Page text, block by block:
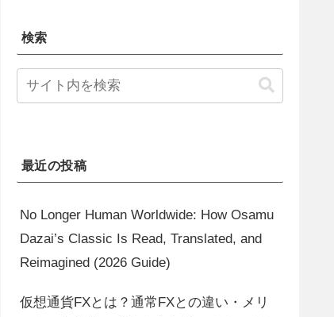
検索
最近の投稿
No Longer Human Worldwide: How Osamu
Dazai’s Classic Is Read, Translated, and
Reimagined (2026 Guide)
仮想通貨FXとは？通常FXとの違い・メリ